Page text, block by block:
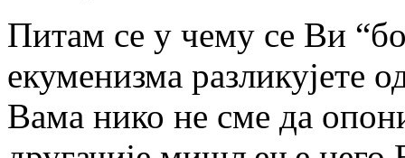
Питам се у чему се Ви
екуменизма разликујете
Вама нико не сме да